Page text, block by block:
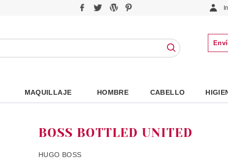
MAQUILLAJE HOMBRE CABELLO
BOSS BOTTLED UNITED
HUGO BOSS